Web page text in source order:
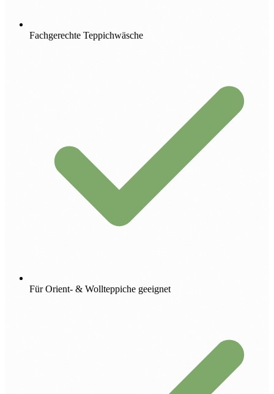
Fachgerechte Teppichwäsche
Für Orient- & Wollteppiche geeignet